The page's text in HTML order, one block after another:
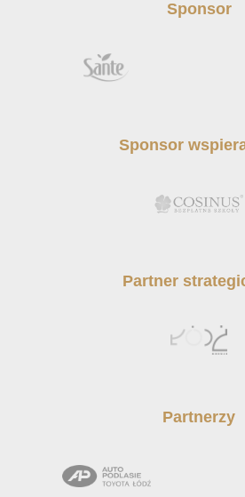
Sponsor
Sponsor
Partner
Partnerzy